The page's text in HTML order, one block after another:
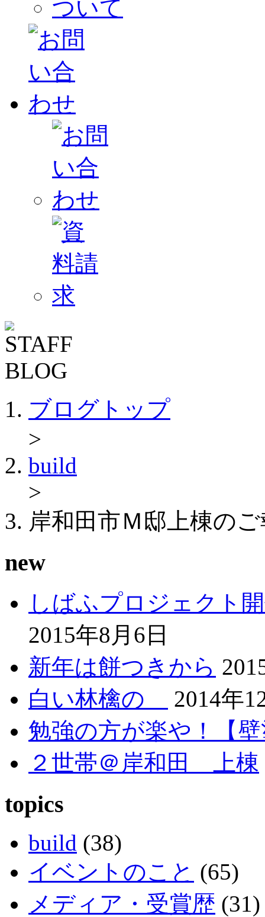
ブログトップ
>
build
>
岸和田市Ｍ邸上棟の
new
しばふプロジェクト
2015年8月6日
新年は餅つきから
白い林檎の
2014年
勉強の方が楽や！【
２世帯＠岸和田 上棟
topics
build (38)
イベントのこと (65)
メディア・受賞歴 (31)